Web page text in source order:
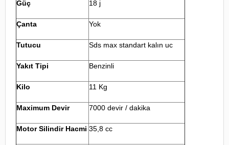
Güç 18 j
Çanta Yok
Tutucu Sds max standart kalın uc
Yakıt Tipi Benzinli
Kilo 11 Kg
Maximum Devir 7000 devir / dakika
Motor Silindir Hacmi 35,8 cc